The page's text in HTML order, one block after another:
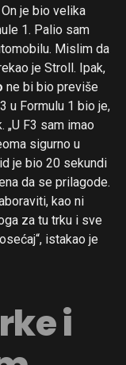
je bio velika
1. Palio sam
Mislim da
je Stroll. Ipak,
ne bi bio previše
u Formulu 1 bio je,
„U F3 sam imao
sigurno u
je bio 20 sekundi
da se prilagode.
kao ni
za tu trku i sve
istakao je
i